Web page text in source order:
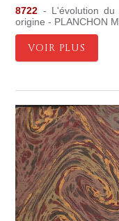
8722 - L'évolution du
origine - PLANCHON
VOIR PLUS